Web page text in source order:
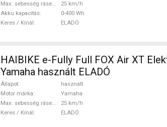
Max. sebesség rásegítéssel
25 km/h
Akku kapacitás
0-400 Wh
Keres / Kínál
ELADÓ
HAIBIKE e-Fully Full FOX Air XT
Yamaha használt ELADÓ
Állapot
használt
Motor márka
Yamaha
Max. sebesség rásegítéssel
25 km/h
Keres / Kínál
ELADÓ